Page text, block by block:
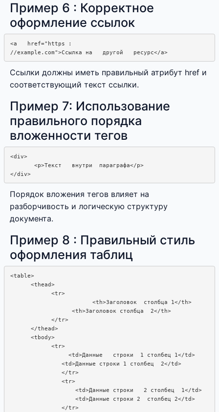
Пример 6 : Корректное
оформление ссылок
<a   href="https :
Ссылки должны иметь правильный атрибут href и
соответствующий текст ссылки.
Пример 7: Использование
правильного порядка
вложенности тегов
<div>
       <p>Текст   внутри  параграфа</p>
Порядок вложения тегов влияет на
разборчивость и логическую структуру
документа.
Пример 8 : Правильный стиль
оформления таблиц
<table>
      <thead>
            <tr>
                        <th>Заголовок  столбца 1</th>
                  <th>Заголовок столбца  2</th>
            </tr>
      </thead>
      <tbody>
            <tr>
                 <td>Данные   строки  1 столбец 1</td>
               <td>Данные строки 1 столбец  2</td>
               </tr>
               <tr>
                   <td>Данные строки   2 столбец  1</td>
                   <td>Данные строки 2  столбец 2</td>
               </tr>